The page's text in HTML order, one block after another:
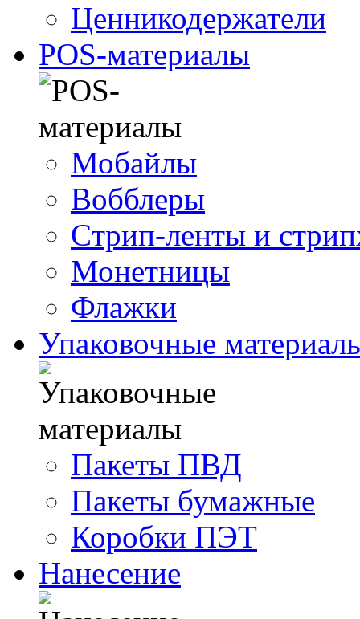
Ценникодержатели
POS-материалы
Мобайлы
Вобблеры
Cтрип-ленты и
Монетницы
Флажки
Упаковочные
Пакеты ПВД
Пакеты бумажные
Коробки ПЭТ
Нанесение